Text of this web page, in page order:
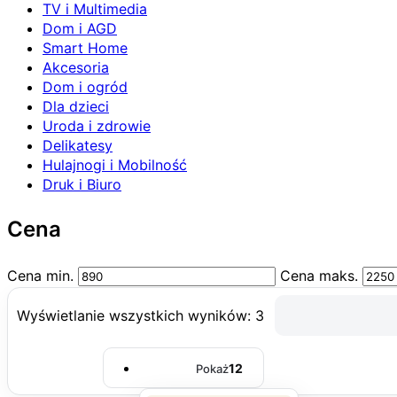
TV i Multimedia
Dom i AGD
Smart Home
Akcesoria
Dom i ogród
Dla dzieci
Uroda i zdrowie
Delikatesy
Hulajnogi i Mobilność
Druk i Biuro
Cena
Cena min. Cena maks.
Wyświetlanie wszystkich wyników: 3
Pokaż12